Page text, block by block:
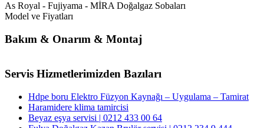
As Royal - Fujiyama - MİRA Doğalgaz Sobaları
Model ve Fiyatları
Bakım & Onarım & Montaj
Servis Hizmetlerimizden Bazıları
Hdpe boru Elektro Füzyon Kaynağı – Uygulama – Tamirat
Haramidere klima tamircisi
Beyaz eşya servisi | 0212 433 00 64